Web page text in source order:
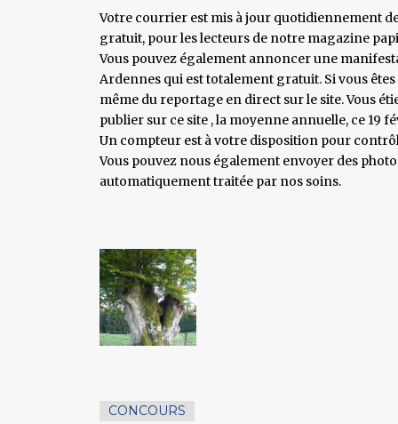
Votre courrier est mis à jour quotidiennement
gratuit, pour les lecteurs de notre magazine
Vous pouvez également annoncer une
Ardennes qui est totalement gratuit. Si vous
même du reportage en direct sur le site. Vous
publier sur ce site , la moyenne annuelle, ce 19
Un compteur est à votre disposition pour
Vous pouvez nous également envoyer des
automatiquement traitée par nos soins.
CONCOURS